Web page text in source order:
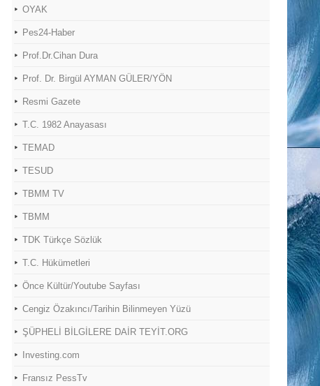
OYAK
Pes24-Haber
Prof.Dr.Cihan Dura
Prof. Dr. Birgül AYMAN GÜLER/YÖN
Resmi Gazete
T.C. 1982 Anayasası
TEMAD
TESUD
TBMM TV
TBMM
TDK Türkçe Sözlük
T.C. Hükümetleri
Önce Kültür/Youtube Sayfası
Cengiz Özakıncı/Tarihin Bilinmeyen Yüzü
ŞÜPHELİ BİLGİLERE DAİR TEYİT.ORG
Investing.com
Fransız PessTv